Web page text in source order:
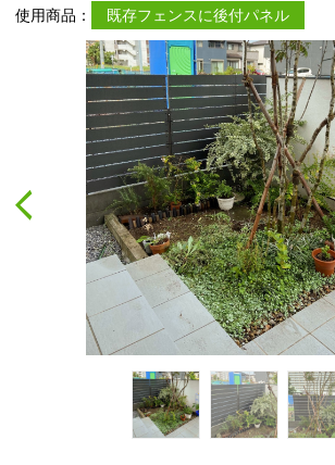
使用商品： 既存フェンスに後付パネル